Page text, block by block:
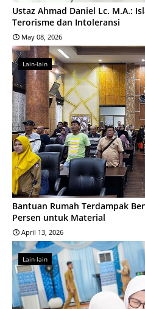
Ustaz Ahmad Daniel Lc. M.A.:
Terorisme dan Intoleransi
May 08, 2026
Lain-lain
Bantuan Rumah Terdampak
Persen untuk Material
April 13, 2026
Lain-lain